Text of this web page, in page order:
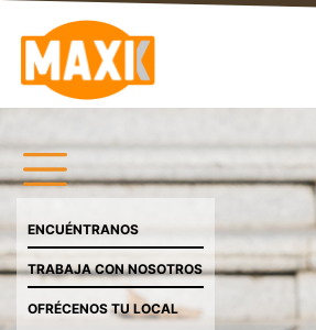
ENCUÉNTRANOS
TRABAJA CON NOSOTROS
OFRÉCENOS TU LOCAL